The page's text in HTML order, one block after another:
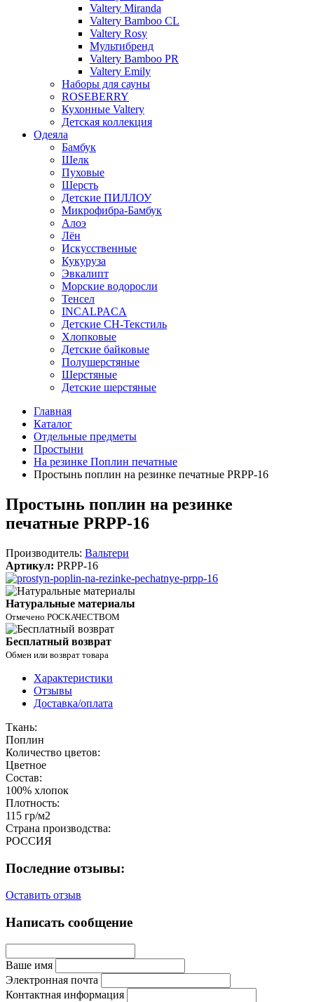
Valtery Miranda
Valtery Bamboo CL
Valtery Rosy
Мультибренд
Valtery Bamboo PR
Valtery Emily
Наборы для сауны
ROSEBERRY
Кухонные Valtery
Детская коллекция
Одеяла
Бамбук
Шелк
Пуховые
Шерсть
Детские ПИЛЛОУ
Микрофибра-Бамбук
Алоэ
Лён
Искусственные
Кукуруза
Эвкалипт
Морские водоросли
Тенсел
INCALPACA
Детские СН-Текстиль
Хлопковые
Детские байковые
Полушерстяные
Шерстяные
Детские шерстяные
Главная
Каталог
Отдельные предметы
Простыни
На резинке Поплин печатные
Простынь поплин на резинке печатные PRPP-16
Простынь поплин на резинке
печатные PRPP-16
Производитель: Вальтери
Артикул: PRPP-16
Натуральные материалы
Отмечено РОСКАЧЕСТВОМ
Бесплатный возврат
Обмен или возврат товара
Характеристики
Отзывы
Доставка/оплата
Ткань:
Поплин
Количество цветов:
Цветное
Состав:
100% хлопок
Плотность:
115 гр/м2
Страна производства:
РОССИЯ
Последние отзывы:
Оставить отзыв
Написать сообщение
Ваше имя
Электронная почта
Контактная информация